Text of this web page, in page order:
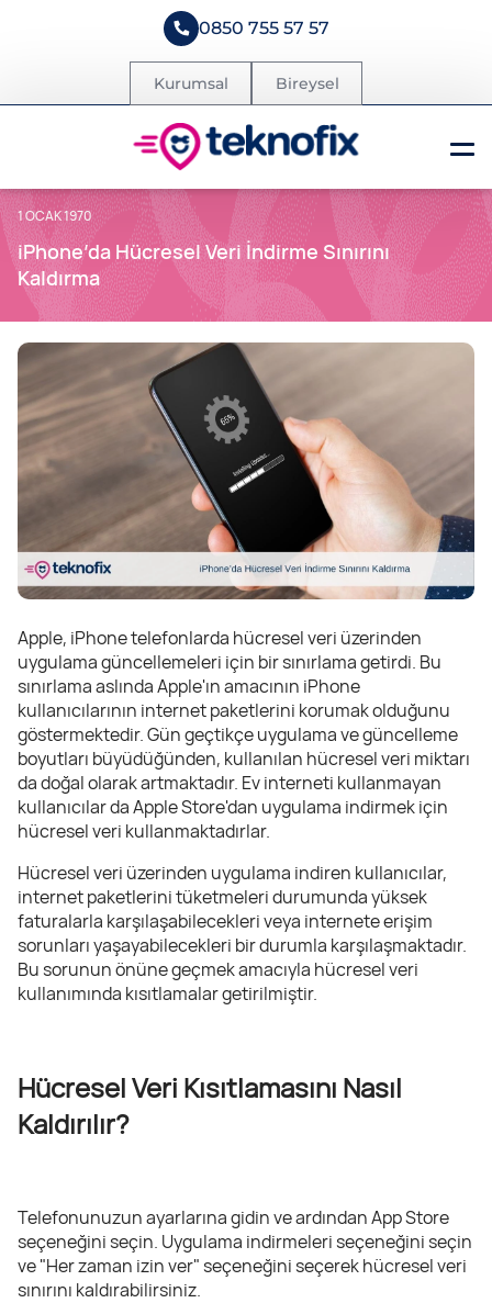
0850 755 57 57
Kurumsal Bireysel
1 OCAK 1970
iPhone’da Hücresel Veri İndirme Sınırını
Kaldırma
Apple, iPhone telefonlarda hücresel veri üzerinden
uygulama güncellemeleri için bir sınırlama getirdi. Bu
sınırlama aslında Apple'ın amacının iPhone
kullanıcılarının internet paketlerini korumak olduğunu
göstermektedir. Gün geçtikçe uygulama ve güncelleme
boyutları büyüdüğünden, kullanılan hücresel veri miktarı
da doğal olarak artmaktadır. Ev interneti kullanmayan
kullanıcılar da Apple Store'dan uygulama indirmek için
hücresel veri kullanmaktadırlar.
Hücresel veri üzerinden uygulama indiren kullanıcılar,
internet paketlerini tüketmeleri durumunda yüksek
faturalarla karşılaşabilecekleri veya internete erişim
sorunları yaşayabilecekleri bir durumla karşılaşmaktadır.
Bu sorunun önüne geçmek amacıyla hücresel veri
kullanımında kısıtlamalar getirilmiştir.
Hücresel Veri Kısıtlamasını Nasıl
Kaldırılır?
Telefonunuzun ayarlarına gidin ve ardından App Store
seçeneğini seçin. Uygulama indirmeleri seçeneğini seçin
ve "Her zaman izin ver" seçeneğini seçerek hücresel veri
sınırını kaldırabilirsiniz.